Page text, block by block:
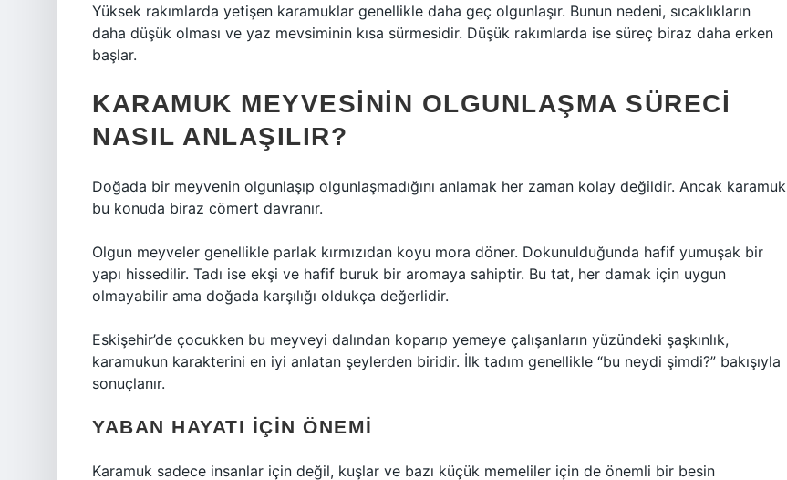
Yüksek rakımlarda yetişen karamuklar genellikle daha geç olgunlaşır. Bunun nedeni, sıcaklıkların
daha düşük olması ve yaz mevsiminin kısa sürmesidir. Düşük rakımlarda ise süreç biraz daha erken
başlar.
KARAMUK MEYVESININ OLGUNLAŞMA SÜRECI
NASIL ANLAŞILIR?
Doğada bir meyvenin olgunlaşıp olgunlaşmadığını anlamak her zaman kolay değildir. Ancak karamuk
bu konuda biraz cömert davranır.
Olgun meyveler genellikle parlak kırmızıdan koyu mora döner. Dokunulduğunda hafif yumuşak bir
yapı hissedilir. Tadı ise ekşi ve hafif buruk bir aromaya sahiptir. Bu tat, her damak için uygun
olmayabilir ama doğada karşılığı oldukça değerlidir.
Eskişehir’de çocukken bu meyveyi dalından koparıp yemeye çalışanların yüzündeki şaşkınlık,
karamukun karakterini en iyi anlatan şeylerden biridir. İlk tadım genellikle “bu neydi şimdi?” bakışıyla
sonuçlanır.
YABAN HAYATI İÇIN ÖNEMI
Karamuk sadece insanlar için değil, kuşlar ve bazı küçük memeliler için de önemli bir besin